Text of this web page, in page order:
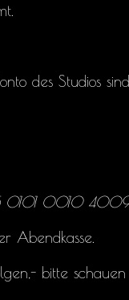
des Studios
0101 0010
Abendkasse.
bitte